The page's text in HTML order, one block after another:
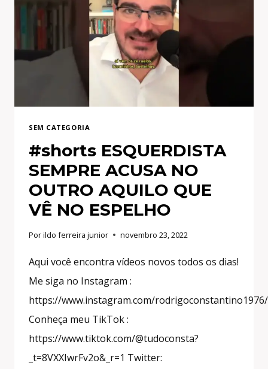
SEM CATEGORIA
#shorts ESQUERDISTA
SEMPRE ACUSA NO
OUTRO AQUILO QUE
VÊ NO ESPELHO
Porildo ferreira junior novembro 23, 2022
Aqui você encontra vídeos novos todos os dias!
Me siga no Instagram :
https://www.instagram.com/rodrigoconstantino1976/
Conheça meu TikTok :
https://www.tiktok.com/@tudoconsta?
_t=8VXXIwrFv2o&_r=1 Twitter: